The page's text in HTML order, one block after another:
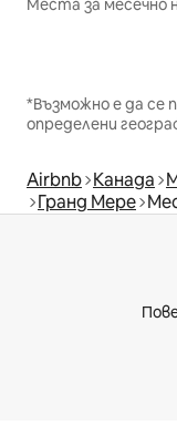
Места за месечно
*Възможно е да се
определени
Airbnb Канада
Гранд Мере